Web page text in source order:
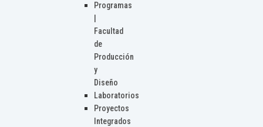
Programas
Facultad
de
Producción
y
Diseño
Laboratorios
Proyectos
Integrados